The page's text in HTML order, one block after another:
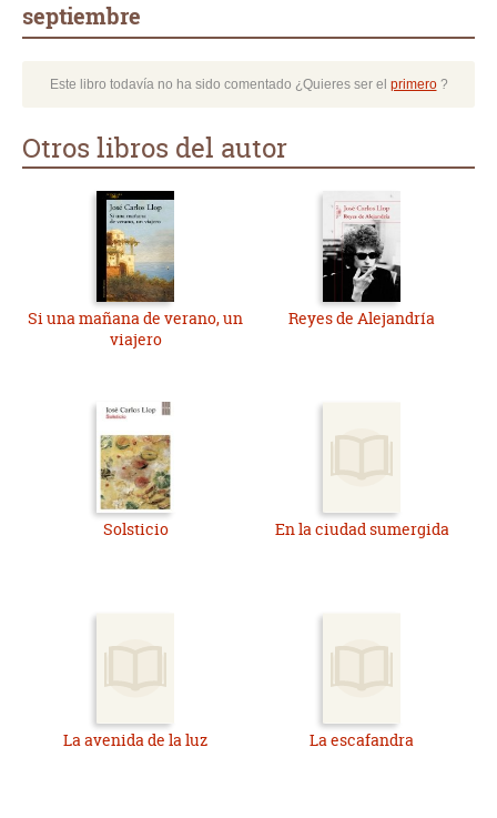
septiembre
Este libro todavía no ha sido comentado ¿Quieres ser el primero?
Otros libros del autor
Si una mañana de verano, un
viajero
Reyes de Alejandría
Solsticio En la ciudad sumergida
La avenida de la luz La escafandra